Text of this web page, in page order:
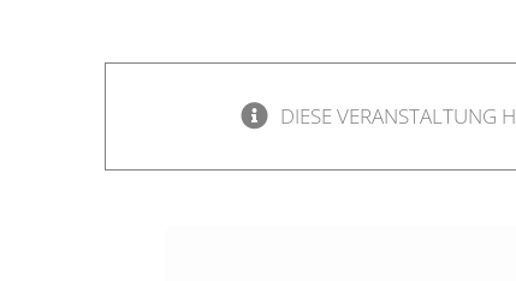
DIESE VERANSTALTUNG